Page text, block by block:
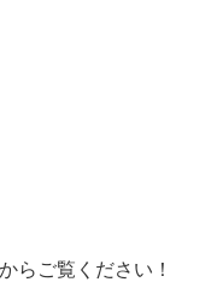
らご覧ください！